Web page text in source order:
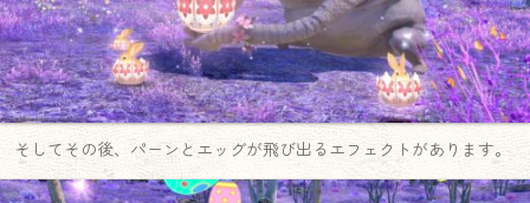
そしてその後、パーンとエッグが飛び出るエフェクトがあります。